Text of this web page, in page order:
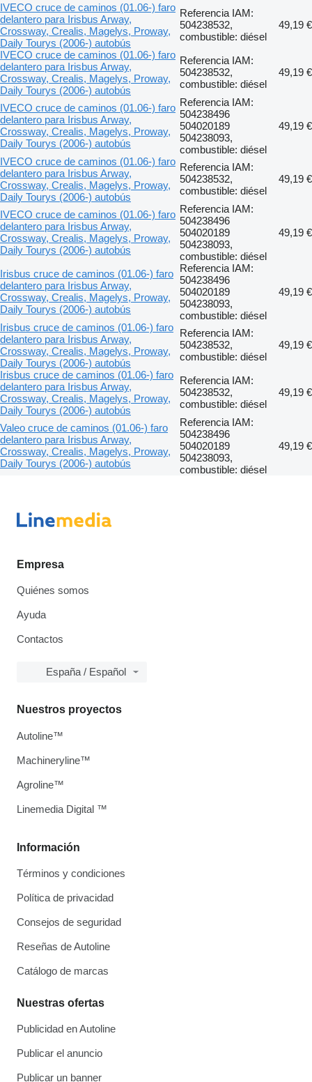
IVECO cruce de caminos (01.06-) faro
delantero para Irisbus Arway,
Crossway, Crealis, Magelys, Proway,
Daily Tourys (2006-) autobús
Referencia IAM:
504238532,
combustible: diésel
49,19 €
IVECO cruce de caminos (01.06-) faro
delantero para Irisbus Arway,
Crossway, Crealis, Magelys, Proway,
Daily Tourys (2006-) autobús
Referencia IAM:
504238532,
combustible: diésel
49,19 €
IVECO cruce de caminos (01.06-) faro
delantero para Irisbus Arway,
Crossway, Crealis, Magelys, Proway,
Daily Tourys (2006-) autobús
Referencia IAM:
504238496
504020189
504238093,
combustible: diésel
49,19 €
IVECO cruce de caminos (01.06-) faro
delantero para Irisbus Arway,
Crossway, Crealis, Magelys, Proway,
Daily Tourys (2006-) autobús
Referencia IAM:
504238532,
combustible: diésel
49,19 €
IVECO cruce de caminos (01.06-) faro
delantero para Irisbus Arway,
Crossway, Crealis, Magelys, Proway,
Daily Tourys (2006-) autobús
Referencia IAM:
504238496
504020189
504238093,
combustible: diésel
49,19 €
Irisbus cruce de caminos (01.06-) faro
delantero para Irisbus Arway,
Crossway, Crealis, Magelys, Proway,
Daily Tourys (2006-) autobús
Referencia IAM:
504238496
504020189
504238093,
combustible: diésel
49,19 €
Irisbus cruce de caminos (01.06-) faro
delantero para Irisbus Arway,
Crossway, Crealis, Magelys, Proway,
Daily Tourys (2006-) autobús
Referencia IAM:
504238532,
combustible: diésel
49,19 €
Irisbus cruce de caminos (01.06-) faro
delantero para Irisbus Arway,
Crossway, Crealis, Magelys, Proway,
Daily Tourys (2006-) autobús
Referencia IAM:
504238532,
combustible: diésel
49,19 €
Valeo cruce de caminos (01.06-) faro
delantero para Irisbus Arway,
Crossway, Crealis, Magelys, Proway,
Daily Tourys (2006-) autobús
Referencia IAM:
504238496
504020189
504238093,
combustible: diésel
49,19 €
Empresa
Quiénes somos
Ayuda
Contactos
España / Español
Información
Términos y condiciones
Política de privacidad
Consejos de seguridad
Reseñas de Autoline
Catálogo de marcas
Nuestras ofertas
Publicidad en Autoline
Publicar el anuncio
Publicar un banner
Nuestros proyectos
Autoline™
Machineryline™
Agroline™
Linemedia Digital ™